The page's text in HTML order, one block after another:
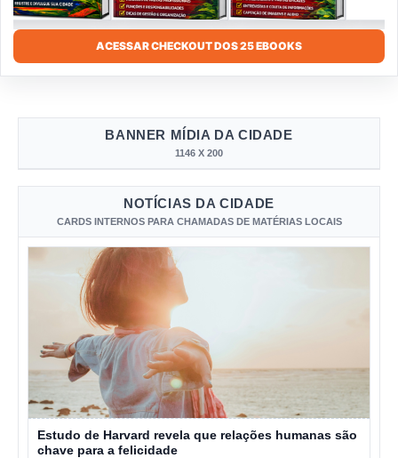
ACESSAR CHECKOUT DOS 25 EBOOKS
BANNER MÍDIA DA CIDADE
1146 X 200
NOTÍCIAS DA CIDADE
CARDS INTERNOS PARA CHAMADAS DE MATÉRIAS LOCAIS
Estudo de Harvard revela que relações humanas são
chave para a felicidade